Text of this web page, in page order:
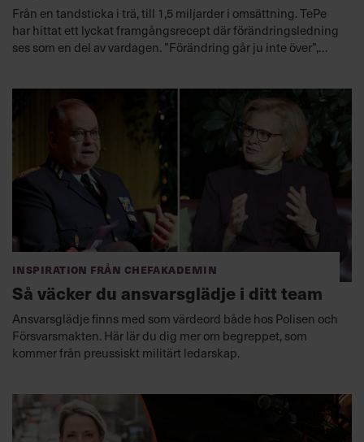
Från en tandsticka i trä, till 1,5 miljarder i omsättning. TePe
har hittat ett lyckat framgångsrecept där förändringsledning
ses som en del av vardagen. ”Förändring går ju inte över”,
Inspiration från Chefakademin
Så väcker du ansvarsglädje i ditt team
Ansvarsglädje finns med som värdeord både hos Polisen och
Försvarsmakten. Här lär du dig mer om begreppet, som
kommer från preussiskt militärt ledarskap.